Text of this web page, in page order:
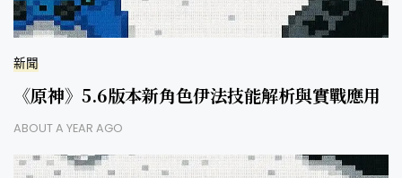
新聞
《原神》5.6版本新角色伊法技能解析與實戰應用
ABOUT A YEAR AGO